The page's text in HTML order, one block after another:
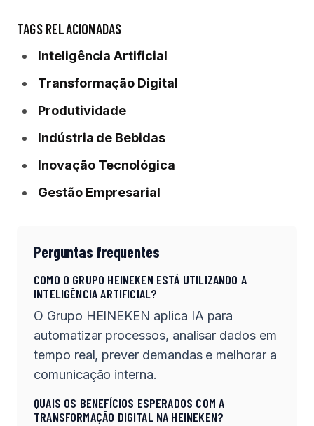
TAGS RELACIONADAS
Inteligência Artificial
Transformação Digital
Produtividade
Indústria de Bebidas
Inovação Tecnológica
Gestão Empresarial
Perguntas frequentes
COMO O GRUPO HEINEKEN ESTÁ UTILIZANDO A
INTELIGÊNCIA ARTIFICIAL?
O Grupo HEINEKEN aplica IA para
automatizar processos, analisar dados em
tempo real, prever demandas e melhorar a
comunicação interna.
QUAIS OS BENEFÍCIOS ESPERADOS COM A
TRANSFORMAÇÃO DIGITAL NA HEINEKEN?